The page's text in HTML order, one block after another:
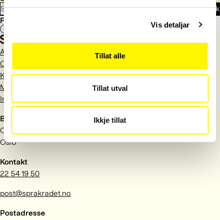
Vis detaljar
Tillat alle
Tillat utval
Ikkje tillat
Søk
og tålmodige.
Fant du det du lette etter?
Aktuelt
Om Språkrådet
Kontakt
Meld deg på nyhetsbrev
Information in English
Besøksadresse
Observatoriegata 1 B
Oslo
Kontakt
22 54 19 50
post@sprakradet.no
Postadresse